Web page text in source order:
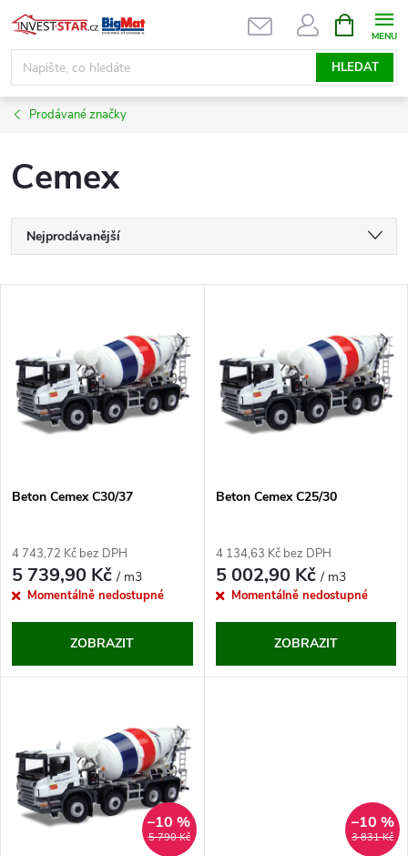
Přejít
na
obsah
HLEDAT
NÁKUPNÍ
KOŠÍK
Prodávané značky
Cemex
Ř
a
e
n
p
r
o
u
k
t
ů
Nejprodávanější
Abecedně
ý
p
s
r
o
d
k
t
Beton Cemex C30/37
4 743,72 Kč bez DPH
5 739,90 Kč/ m3
Momentálně nedostupné
ZOBRAZIT
Beton Cemex C25/30
4 134,63 Kč bez DPH
5 002,90 Kč/ m3
Momentálně nedostupné
ZOBRAZIT
5 790 Kč
–10 %
3 831 Kč
–10 %